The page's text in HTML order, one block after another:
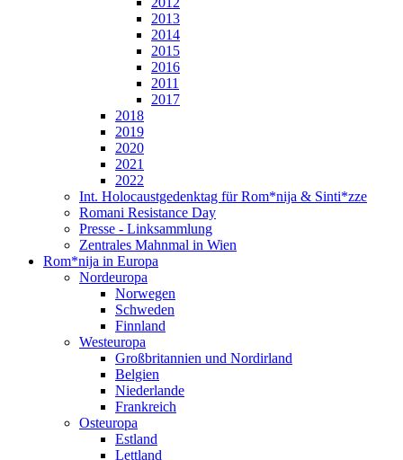
2013
2014
2015
2016
2011
2017
2018
2019
2020
2021
2022
Int. Holocaustgedenktag für Rom*nija & Sinti*zze
Romani Resistance Day
Presse - Linksammlung
Zentrales Mahnmal in Wien
Rom*nija in Europa
Nordeuropa
Norwegen
Schweden
Finnland
Westeuropa
Großbritannien und Nordirland
Belgien
Niederlande
Frankreich
Osteuropa
Estland
Lettland